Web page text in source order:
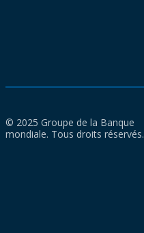
© 2025 Groupe de la Banque
mondiale. Tous droits réservés.